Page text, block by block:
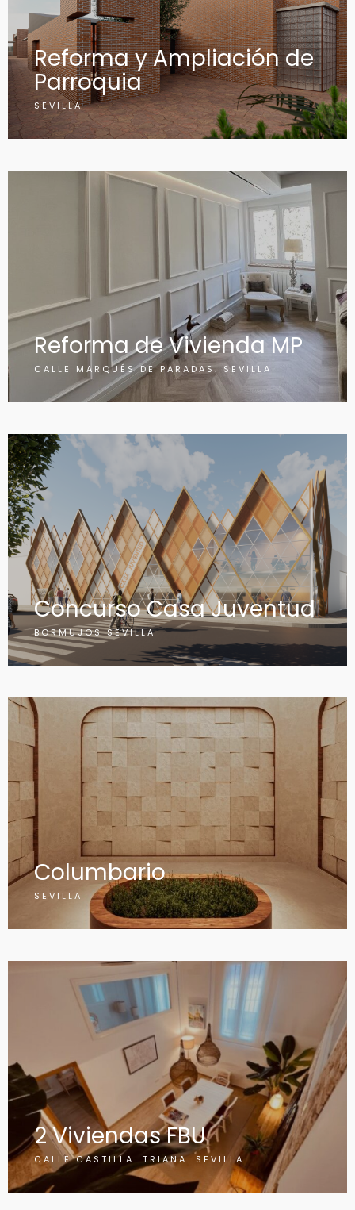
Reforma y Ampliación de
Parroquia
SEVILLA
Reforma de Vivienda MP
CALLE MARQUÉS DE PARADAS. SEVILLA
Concurso Casa Juventud
BORMUJOS SEVILLA
Columbario
SEVILLA
2 Viviendas FBU
CALLE CASTILLA. TRIANA. SEVILLA